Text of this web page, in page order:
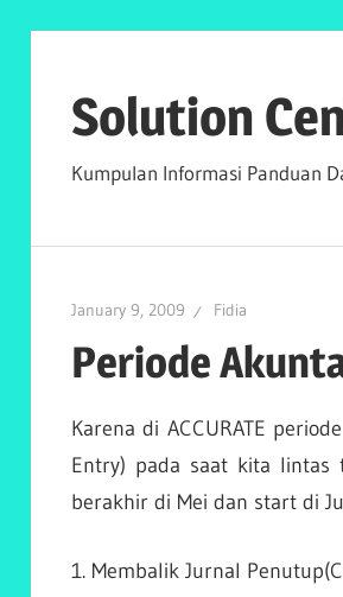
contentSolution
Kumpulan Informasi Panduan
January 9, 2009 Fidia
Periode
Karena di ACCURATE
Entry) pada saat kita lintas
berakhir di Mei dan start di
1. Membalik Jurnal